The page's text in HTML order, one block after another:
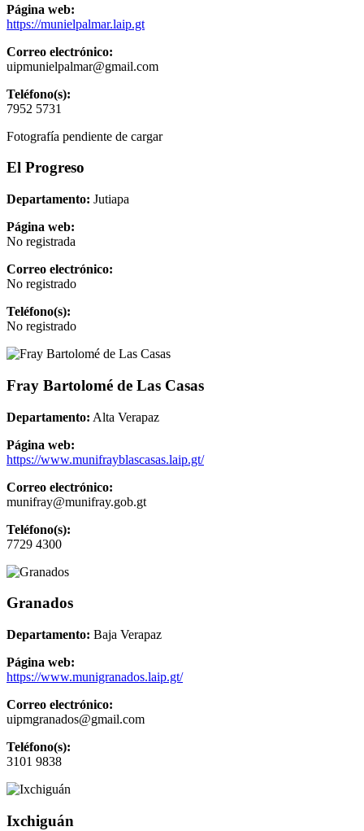
Página web:
https://munielpalmar.laip.gt
Correo electrónico:
uipmunielpalmar@gmail.com
Teléfono(s):
7952 5731
Fotografía pendiente de cargar
El Progreso
Departamento: Jutiapa
Página web:
No registrada
Correo electrónico:
No registrado
Teléfono(s):
No registrado
Fray Bartolomé de Las Casas
Departamento: Alta Verapaz
Página web:
https://www.munifrayblascasas.laip.gt/
Correo electrónico:
munifray@munifray.gob.gt
Teléfono(s):
7729 4300
Granados
Departamento: Baja Verapaz
Página web:
https://www.munigranados.laip.gt/
Correo electrónico:
uipmgranados@gmail.com
Teléfono(s):
3101 9838
Ixchiguán